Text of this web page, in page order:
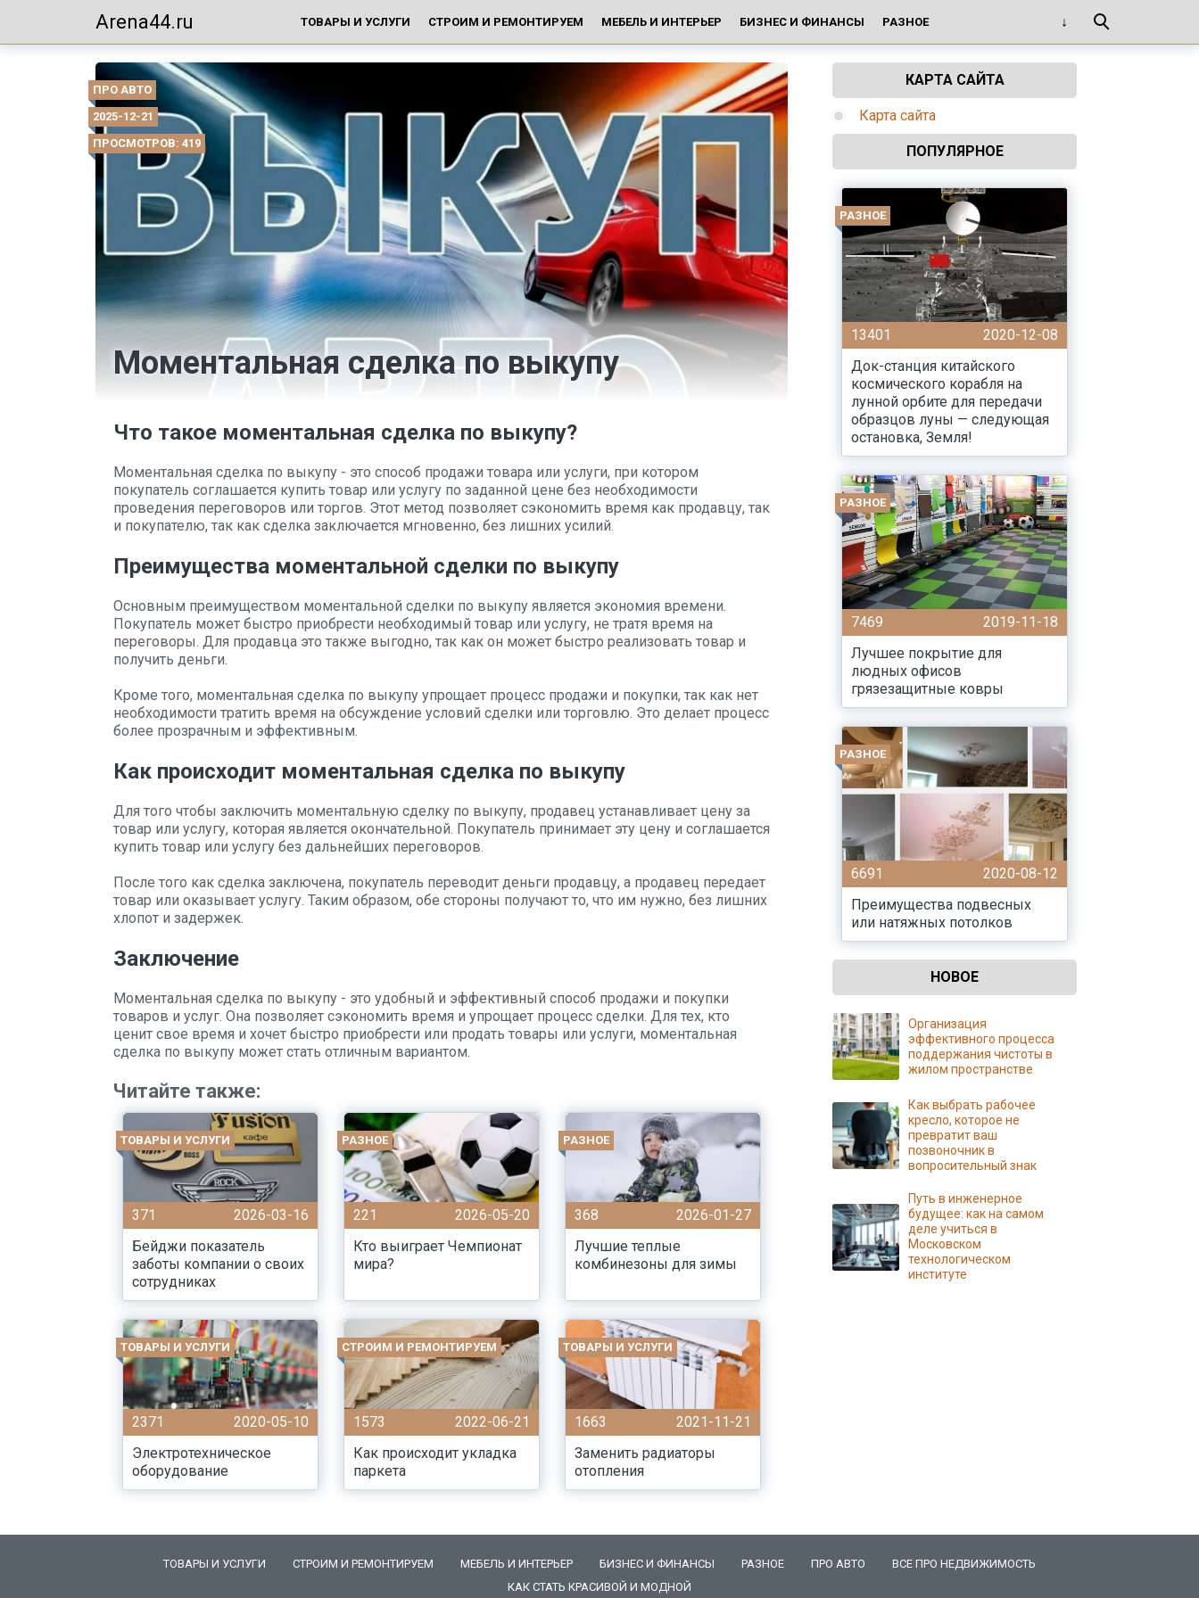
Arena44.ru ТОВАРЫ И УСЛУГИ СТРОИМ И РЕМОНТИРУЕМ МЕБЕЛЬ И ИНТЕРЬЕР БИЗНЕС И ФИНАНСЫ РАЗНОЕ
ПРО АВТО
2025-12-21
ПРОСМОТРОВ: 419
Моментальная сделка по выкупу
Что такое моментальная сделка по выкупу?
Моментальная сделка по выкупу - это способ продажи товара или услуги, при котором
покупатель соглашается купить товар или услугу по заданной цене без необходимости
проведения переговоров или торгов. Этот метод позволяет сэкономить время как продавцу, так
и покупателю, так как сделка заключается мгновенно, без лишних усилий.
Преимущества моментальной сделки по выкупу
Основным преимуществом моментальной сделки по выкупу является экономия времени.
Покупатель может быстро приобрести необходимый товар или услугу, не тратя время на
переговоры. Для продавца это также выгодно, так как он может быстро реализовать товар и
получить деньги.
Кроме того, моментальная сделка по выкупу упрощает процесс продажи и покупки, так как нет
необходимости тратить время на обсуждение условий сделки или торговлю. Это делает процесс
более прозрачным и эффективным.
Как происходит моментальная сделка по выкупу
Для того чтобы заключить моментальную сделку по выкупу, продавец устанавливает цену за
товар или услугу, которая является окончательной. Покупатель принимает эту цену и соглашается
купить товар или услугу без дальнейших переговоров.
После того как сделка заключена, покупатель переводит деньги продавцу, а продавец передает
товар или оказывает услугу. Таким образом, обе стороны получают то, что им нужно, без лишних
хлопот и задержек.
Заключение
Моментальная сделка по выкупу - это удобный и эффективный способ продажи и покупки
товаров и услуг. Она позволяет сэкономить время и упрощает процесс сделки. Для тех, кто
ценит свое время и хочет быстро приобрести или продать товары или услуги, моментальная
сделка по выкупу может стать отличным вариантом.
Читайте также:
ТОВАРЫ И УСЛУГИ
371
2026-03-16
Бейджи показатель
заботы компании о своих
сотрудниках
РАЗНОЕ
221
2026-05-20
Кто выиграет Чемпионат
мира?
РАЗНОЕ
368
2026-01-27
Лучшие теплые
комбинезоны для зимы
ТОВАРЫ И УСЛУГИ
2371
2020-05-10
Электротехническое
оборудование
СТРОИМ И РЕМОНТИРУЕМ
1573
2022-06-21
Как происходит укладка
паркета
ТОВАРЫ И УСЛУГИ
1663
2021-11-21
Заменить радиаторы
отопления
КАРТА САЙТА
Карта сайта
ПОПУЛЯРНОЕ
РАЗНОЕ
13401
2020-12-08
Док-станция китайского
космического корабля на
лунной орбите для передачи
образцов луны — следующая
остановка, Земля!
РАЗНОЕ
7469
2019-11-18
Лучшее покрытие для
людных офисов
грязезащитные ковры
РАЗНОЕ
6691
2020-08-12
Преимущества подвесных
или натяжных потолков
НОВОЕ
Организация
эффективного процесса
поддержания чистоты в
жилом пространстве
Как выбрать рабочее
кресло, которое не
превратит ваш
позвоночник в
вопросительный знак
Путь в инженерное
будущее: как на самом
деле учиться в
Московском
технологическом
институте
ТОВАРЫ И УСЛУГИ СТРОИМ И РЕМОНТИРУЕМ МЕБЕЛЬ И ИНТЕРЬЕР БИЗНЕС И ФИНАНСЫ РАЗНОЕ ПРО АВТО
ВСЕ ПРО НЕДВИЖИМОСТЬ
КАК СТАТЬ КРАСИВОЙ И МОДНОЙ